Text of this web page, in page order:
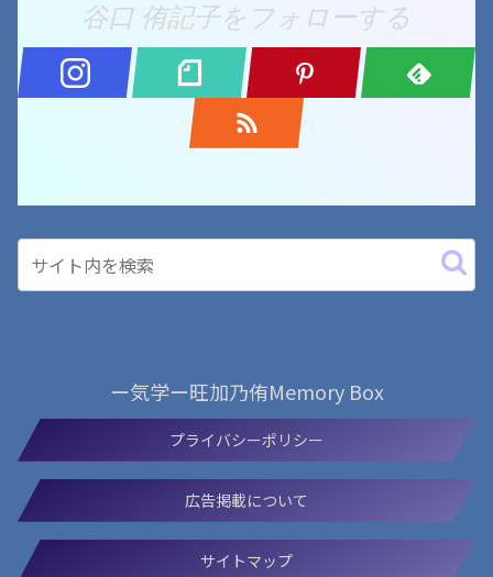
谷口 侑記子をフォローする
ー気学ー旺加乃侑Memory Box
プライバシーポリシー
広告掲載について
サイトマップ